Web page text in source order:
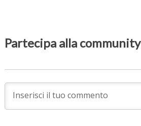
Partecipa alla community